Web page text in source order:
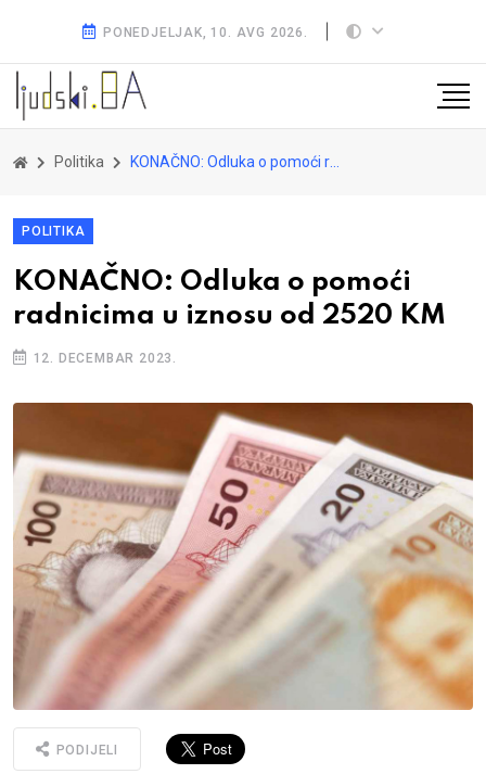
PONEDJELJAK, 10. AVG 2026.
Politika KONAČNO: Odluka o pomoći radnicima u iznosu od 2520 KM
POLITIKA
KONAČNO: Odluka o pomoći
radnicima u iznosu od 2520 KM
12. DECEMBAR 2023.
PODIJELI